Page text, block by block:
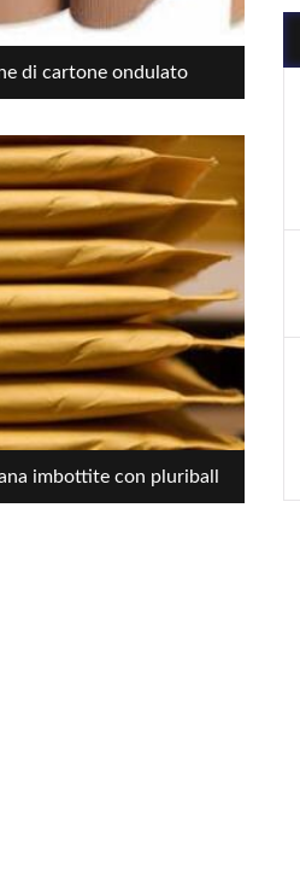
di cartone ondulato
imbottite con pluriball